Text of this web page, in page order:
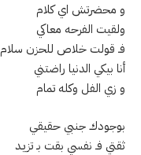
و محضرتش اي كلام
ولقيت الفرحه معاكي
فـ قولت خلاص للحزن سلام
أنا بيكي الدنيا راضتني
و زي الفل وكله تمام
بوجودك جنبي حقيقي
ثقتي فـ نفسي بقت بـ تزيـد